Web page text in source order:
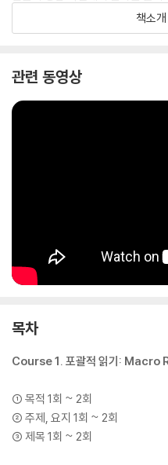
를 통해 왜 맞고 틀렸는지, 그리고
꼼꼼히 점검한다. 또한 신경향을
히 담았다. 이를 통해 강점은 강화
책소
관련 동영상
목차
Course 1. 포괄적 읽기: Macro
① 목적 1회 ~ 2회
② 주제, 요지 1회 ~ 2회
③ 제목 1회 ~ 2회